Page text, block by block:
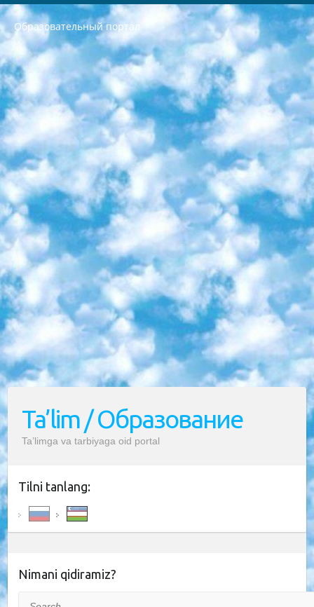
Образовательный портал
РЕСПУБЛИКА УЗБЕКИСТАН МИНИСТРЕРСТВО ДОШКОЛЬНОГО И ШКОЛЬНОГО ОБРАЗОВАНИЯ КОМАНДА в общеобразовательных учреждениях в 2023-2024 учебном году организация и проведение итоговой государственной аттестации обучающихся о Министра дошкольного и школьного образования Республики Узбекистан от 4 марта 2008 года (постановлением Минюста от 20 марта 2008 года № 1778 государственной регистрации) «Итоговое состояние учащихся общего среднего образования на основании положения об утверждении положения об аттестации общего среднего образования выпускной экзамен студентов в образовательных учреждениях в 2023-2024 учебном году В целях организации и прохождения аттестации приказываю: 1. Следующее: перечень предметов, по которым будет проводиться итоговая государственная аттестация и экзамен формы перевода согласно приложению 1; сертификаты международного образца, оценивающие уровень владения иностранными языками перечень согласно приложению 2; 2. Педагогический при специализированных образовательных учреждениях. научно-практический центр квалификации и международной оценки (Д.Давидова) 2024 г. До 25 марта: задания по предметам, по которым будет проводиться итоговая аттестация разработка и утверждение технических условий; итоговая аттестация на основании разработанного предметного задания разработка вопросов по предметам (устно и письменно), экзамен передача; общеобразовательные средние школы и специальные учебные заведения учащиеся выпускных классов школ и интернатов в агентской системе подготовка базы данных экзаменационных материалов и критериев оценки; перевод базы экзаменационных материалов на все языки обучения подать в Республиканский образовательный центр для изготовления; варианты экзаменов на основе разработанных контрольных материалов пусть будут поставлены задачи формирования. 3. Республиканский образовательный центр (Ш.Худайкулов) до 5 апреля 2024 года. до: база данных предоставленных экзаменационных материалов на все языки обучения перевод и экспертиза; для слепых, слабовидящих, глухих, слабослышащих и умственно отсталых детей учащиеся выпускных классов специализированных школ и школ-интернатов база данных экзаменационных материалов на всех преподаваемых языках подготовка критериев оценки; специализированные школы для умственно отсталых детей и технологии для учащихся выпускных классов школ-интернатов разработка соответствующих рекомендаций и критериев проведения ЕГЭ по естествознанию давать задания. 4. Педагогический при специализированных образовательных учреждениях. Научно-практический центр навыков и международной оценки (Д.Давидова), Республика образовательный центр (Худайкулов Ш.) итоговый государственный аттестационный экзамен ориентирован на творческое и логическое мышление при подготовке базы материалов учитывать введение заданий. 5. Следует отметить, что: сертификат государственного образца о знании общеобразовательного предмета и как минимум национальный уровень B1 по предметам на иностранных языках, указанным в Приложении 2. или международно признанный сертификат эквивалентного уровня студенты, изучающие определенный предмет, освобождаются от экзамена; по соответствующим предметам запланирована итоговая государственная аттестация за день до дня, путем жеребьевки Рабочей группой (в письменной форме по предметам, проводимым в форме) из числа сформированных вариантов выбрано 2 варианта; 2 выбранных варианта экзамена анонсированы на официальном сайте министерства и все выпускники по всей стране на основе этих вариантов проводит итоговую государственную аттестацию. 6. Государственное образование учащихся средних общеобразовательных учреждений. знания в соответствии с квалификационными требованиями, которые необходимо приобрести на основании стандартов итоговый (выпускной) контроль для 9 и 11 классов в целях тестирования Экзамены (далее – экзамены) состоят из предметов, перечисленных в приложении 1. будет сделано. 7. Экзамены пройдут с 26 мая по 15 июня 2024 г. (кроме науки физического воспитания). 8. Физическая для учащихся 9 классов общесредних образовательных учреждений. Экзамены по предмету «Образование, квалификация медицина» 1-6 мая 2024 года. сотрудники перевести под присмотр (с отклонениями в физическом или умственном развитии) специализированная школа для детей, школы-интернаты и со сколиозом школы-интернаты санаторного типа для больных детей исключены). 9. Он был слепым, слабовидящим и имел нарушения опорно-двигательного аппарата. экзамены в специализированных школах и интернатах для детей должны проводиться исходя из требований, предъявляемых к общеобразовательным учреждениям (физкультура кроме науки). 10. Специализированная школа для глухих и слабослышащих детей. и экзамены в интернатах и быть реализован в виде письменного теста по математике. 11. Специальность для умственно отсталых детей. Для 9 класса Родной язык и литературное письмо Государственный язык (язык обучения – узбекский). для неклассов) написано Математическое письмо Письменная/устная история Узбекистана Физическое воспитание практично Итоговый контроль Для 11 класса Написание родного языка и литературы (эссе) Математическое письмо Узбекский язык (обучение на узбекском языке) не посещающее общее среднее образование для учреждений)/Образовательное учреждение выбор письменный и устный Иностранный язык письменный/устный Письменная/устная история Узбекистана *По выбору студента:  Химия  Физика  Основы государственного права  География 10 бесплатных образовательных ресурсов - Мы составили подборку онлайн-проектов с интерактивными упражнениями, видеолекциями и статьями. Они помогут вам обрести новые и освежить старые знания бесплатно. 1. «ИНТУИТ» Старейшая образовательная площадка Рунета. Здесь вы найдёте сотни текстовых и видеокурсов на десятки различных тем — от программирования до психологии. Многие курсы подготовлены российскими университетами и крупными международными компаниями вроде Intel и Microsoft. Самостоятельное обучение бесплатное, но желающие могут оплатить услуги персональных наставников. 2. «Смартия» знакомит с актуальными профессиями и подсказывает, как им обучаться. Выбрав заинтересовавшую вас специальность — SMM-специалист, фотограф, веб-дизайнер или другую, — увидите список необходимых для неё умений. Чтобы вы могли освоить их самостоятельно, для каждого умения площадка отображает подборку ссылок на учебные материалы. Хотя «Смартия» ориентируется на русскоязычную аудиторию, часть контента всё же доступна только на английском. 3. «Лекторий Физтеха» Проект Московского физико-технического института (Физтеха). С его помощью вы можете смотреть онлайн серии лекций, записанные на видео в этом вузе. В числе доступных предметов — физика, биология, химия, информационные технологии и другие. К некоторым лекциям администрация ресурса прилагает готовые конспекты, которые можно скачивать в PDF-формате. 4. ITMOcourses Онлайн-площадка Санкт-Петербургского национального исследовательского университета информационных технологий, механики и оптики (ИТМО). Ресурс предоставляет свободный доступ к курсам, разработанным в этом вузе. Каталог материалов разбит на четыре категории: «Оптические системы и технологии», «Приборостроение и робототехника», «Информационные технологии» и «Биотехнологии». Курсы состоят из видеолекций, интерактивных демонстраций и заданий. 5. «КиберЛенинка» Электронная научная библиотека открытого доступа. Каталог площадки регулярно обрастает текстами статей из различных научных изданий. Сгруппированные по журналам и рубрикам публикации можно читать онлайн или скачивать целиком в PDF-формате. Проект нацелен на популяризацию науки за счёт открытого доступа к качественной информации. 6. «ПостНаука» На этом ресурсе публикуют подборки видеолекций, составленные экспертами из разных отраслей и объединённые общими темами. Среди них, к примеру, есть серии «Биоинформатика и геномика», «Культура средневековой Скандинавии» и Cinema Studies о теории кино. Каждая подборка лекций — логически связанная история, рассказанная экспертом от первого лица. Кроме того, на сайте появляются научно-образовательные статьи и тесты на разные темы. 7. «Newочём» Команда проекта «Newочём» отбирает самые интересные тексты из англоязычных СМИ и переводит те из них, за которые голосуют участники сообщества «ВКонтакте». По большей части это научно-популярные статьи. Редакторы придумывают лишь заголовки, в остальном содержание переводов соответствует оригиналам. Полные тексты можно читать прямо в социальной сети. 8. InternetUrok Онлайн-база материалов по основным дисциплинам школьной программы. Информация на сайте структурирована по классам, предметам и темам (урокам). Каждый урок состоит из видеолекций и конспектов. Есть также интерактивные тренажёры и тесты для закрепления пройденного материала. Даже если вы давно окончили школу, возможность повторить программу старших классов всегда может пригодиться. 9. Edutainme Ещё один ресурс об образовании. В отличие от Newtonew, как мне кажется, Edutainme больше ориентируется на представителей индустрии: педагогов, предпринимателей, разработчиков образовательных проектов. Но и любой, кто просто стремится к саморазвитию, найдёт на сайте много полезного и интересного для себя. Например, информацию о новых курсах и образовательных сервисах. 10. Newtonew Онлайн-медиа об образовании и обучении в широком смысле. Авторы Newtonew пишут об инструментах, заведениях, тактиках и стратегиях, которые помогают учить других и получать новые знания самостоятельно. На этой площадке вы найдёте новости, обзоры, аналитические мат
Ta’lim / Образование
Ta’limga va tarbiyaga oid portal
Tilni tanlang:
Nimani qidiramiz?